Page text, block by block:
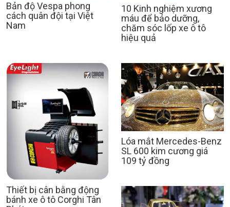
Bản độ Vespa phong
cách quân đội tại Việt
Nam
10 Kinh nghiệm xương
máu để bảo dưỡng,
chăm sóc lốp xe ô tô
hiệu quả
Thiết bị cân bằng động
bánh xe ô tô Corghi Tân
Lóa mắt Mercedes-Benz
SL 600 kim cương giá
109 tỷ đồng